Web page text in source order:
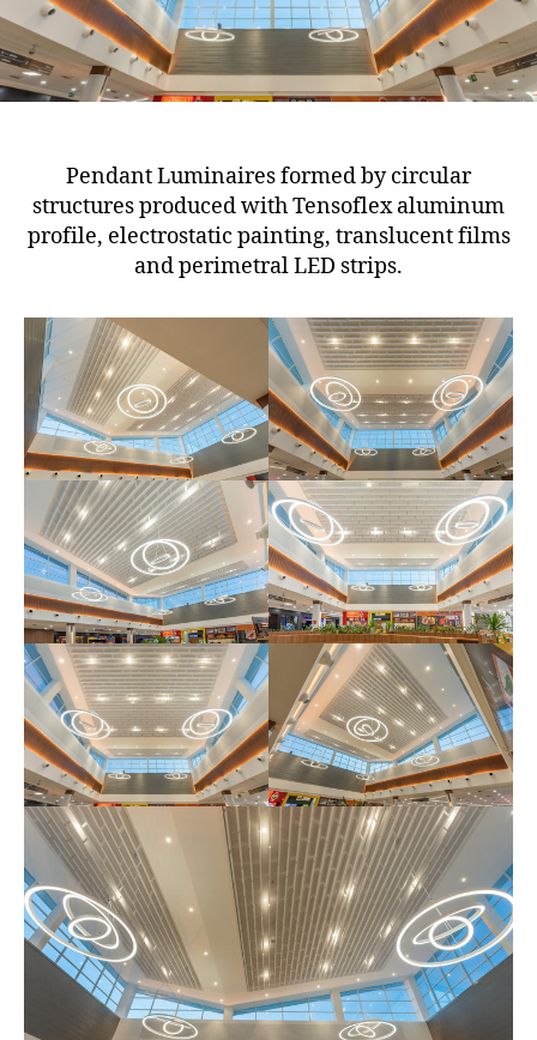
Pendant Luminaires formed by circular
structures produced with Tensoflex aluminum
profile, electrostatic painting, translucent films
and perimetral LED strips.